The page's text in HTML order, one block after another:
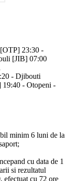
23:30 -
[JIB] 07:00
- Djibouti
- Otopeni -
minim 6 luni de la
cu data de 1
si rezultatul
cu 72 ore